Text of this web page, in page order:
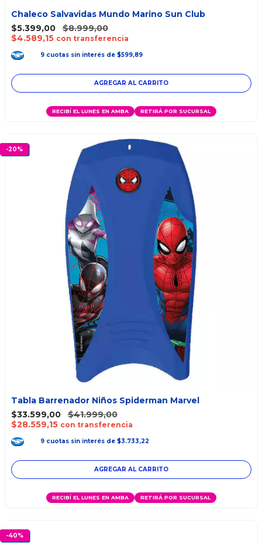
Chaleco Salvavidas Mundo Marino Sun Club
$5.399,00
$8.999,00
$4.589,15 con transferencia
9 cuotas sin interés de $599,89
RECIBÍ EL LUNES EN AMBA RETIRÁ POR SUCURSAL
-20%
Tabla Barrenador Niños Spiderman Marvel
$33.599,00
$41.999,00
$28.559,15 con transferencia
9 cuotas sin interés de $3.733,22
AGREGAR AL CARRITO
RECIBÍ EL LUNES EN AMBA RETIRÁ POR SUCURSAL
-40%